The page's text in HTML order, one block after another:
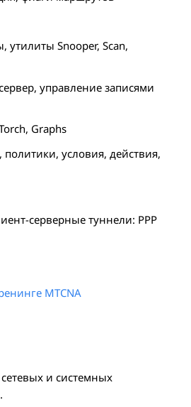
Snooper, Scan,
управление записями
Graphs
условия, действия,
серверные туннели: PPP
MTCNA
и системных